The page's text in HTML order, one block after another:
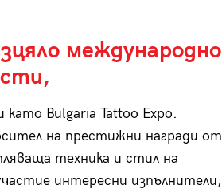
международно
Bulgaria Tattoo Expo.
на престижни награди от
техника и стил на
интересни изпълнители,